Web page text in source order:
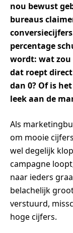
nou bewust
bureaus
percentage
wordt: wat zou
dat roept
dan 0? Of is
leek aan de
Als
om mooie
wel degelijk
campagne
naar ieders
belachelijk
verstuurd,
hoge cijfers.